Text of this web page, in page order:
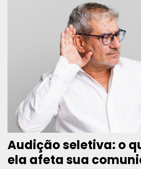
Audição seletiva: o
ela afeta sua